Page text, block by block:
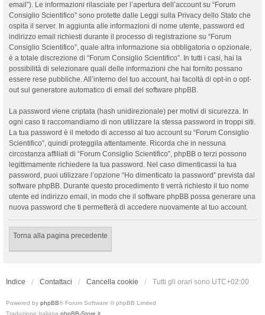
email”). Le informazioni rilasciate per l’apertura dell’account su “Forum
Consiglio Scientifico” sono protette dalle Leggi sulla Privacy dello Stato che
ospita il server. In aggiunta alle informazioni di nome utente, password ed
indirizzo email richiesti durante il processo di registrazione su “Forum
Consiglio Scientifico”, quale altra informazione sia obbligatoria o opzionale,
è a totale discrezione di “Forum Consiglio Scientifico”. In tutti i casi, hai la
possibilità di selezionare quali delle informazioni che hai fornito possano
essere rese pubbliche. All’interno del tuo account, hai facoltà di opt-in o opt-
out sul generatore automatico di email del software phpBB.
La password viene criptata (hash unidirezionale) per motivi di sicurezza. In
ogni caso ti raccomandiamo di non utilizzare la stessa password in troppi siti.
La tua password è il metodo di accesso al tuo account su “Forum Consiglio
Scientifico”, quindi proteggila attentamente. Ricorda che in nessuna
circostanza affiliati di “Forum Consiglio Scientifico”, phpBB o terzi possono
legittimamente richiedere la tua password. Nel caso dimenticassi la tua
password, puoi utilizzare l’opzione “Ho dimenticato la password” prevista dal
software phpBB. Durante questo procedimento ti verrà richiesto il tuo nome
utente ed indirizzo email, in modo che il software phpBB possa generare una
nuova password che ti permetterà di accedere nuovamente al tuo account.
Torna alla pagina precedente
Indice Contattaci Cancella cookie Tutti gli orari sono UTC+02:00
Powered by phpBB® Forum Software © phpBB Limited
Traduzione Italiana phpBB-Store.it